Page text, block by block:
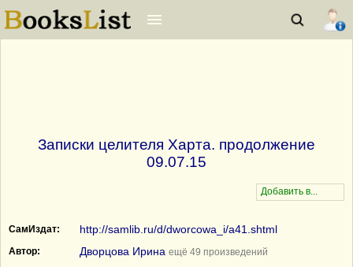
Записки целителя Харта. продолжение
09.07.15
СамИздат: http://samlib.ru/d/dworcowa_i/a41.shtml
Автор: Дворцова Ирина ещё 49 произведений